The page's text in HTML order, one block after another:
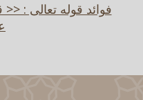
فوائد قوله تعالى : <<